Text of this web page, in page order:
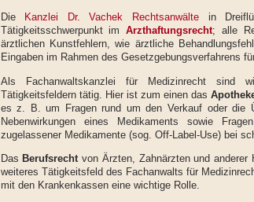
Die Kanzlei Dr. Vachek Rechtsanwälte in
Tätigkeitsschwerpunkt imArzthaftungsrecht; alle
ärztlichen Kunstfehlern, wie ärztliche
Eingaben im Rahmen des Gesetzgebungsverfahrens
Als Fachanwaltskanzlei für Medizinrecht sind
Tätigkeitsfeldern tätig. Hier ist zum einen das
es z. B. um Fragen rund um den Verkauf oder die
Nebenwirkungen eines Medikaments sowie
zugelassener Medikamente (sog. Off-Label-Use) bei
Das Berufsrechtvon Ärzten, Zahnärzten und
weiteres Tätigkeitsfeld des Fachanwalts für
mit den Krankenkassen eine wichtige Rolle.